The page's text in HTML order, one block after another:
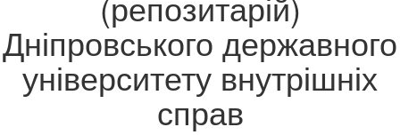
Дніпровського державного
університету внутрішніх
справ